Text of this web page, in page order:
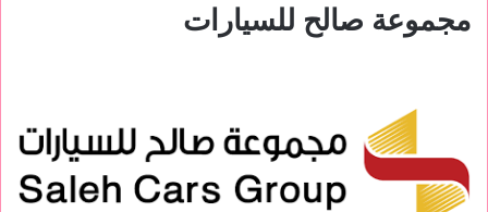
مجموعة صالح للسيارات